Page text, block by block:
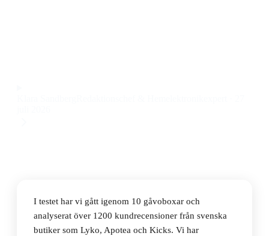
I testet har vi gått igenom 10 gåvoboxar och
analyserat över 1200 kundrecensioner från svenska
butiker som Lyko, Apotea och Kicks. Vi har